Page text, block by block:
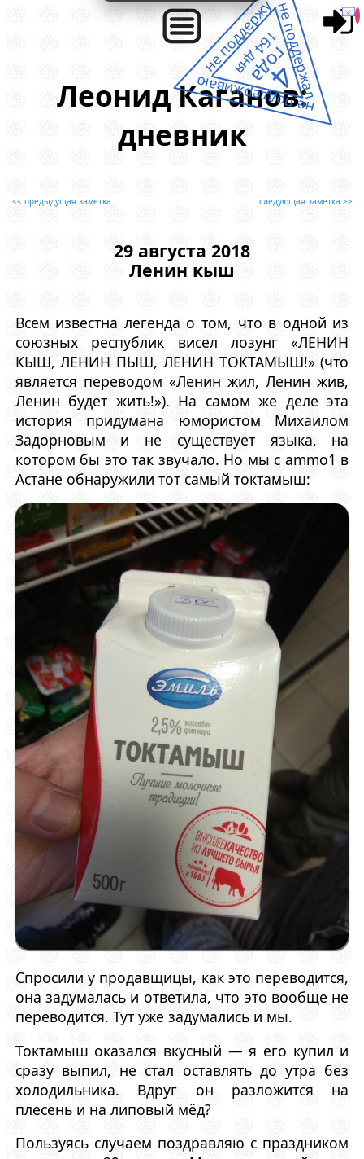
Леонид Каганов:
дневник
<< предыдущая заметка следующая заметка >>
29 августа 2018
Ленин кыш
Всем известна легенда о том, что в одной из
союзных республик висел лозунг «ЛЕНИН
КЫШ, ЛЕНИН ПЫШ, ЛЕНИН ТОКТАМЫШ!» (что
является переводом «Ленин жил, Ленин жив,
Ленин будет жить!»). На самом же деле эта
история придумана юмористом Михаилом
Задорновым и не существует языка, на
котором бы это так звучало. Но мы с ammo1 в
Астане обнаружили тот самый токтамыш:
Спросили у продавщицы, как это переводится,
она задумалась и ответила, что это вообще не
переводится. Тут уже задумались и мы.
Токтамыш оказался вкусный — я его купил и
сразу выпил, не стал оставлять до утра без
холодильника. Вдруг он разложится на
плесень и на липовый мёд?
Пользуясь случаем поздравляю с праздником
не поддержал
не поддерживаю
не поддержу
4
года
164 дня